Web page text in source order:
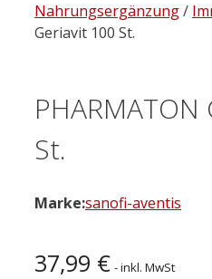
Nahrungsergänzung/
Geriavit 100 St.
St.
Marke:sanofi-aventis
37,99 € - inkl. MwSt